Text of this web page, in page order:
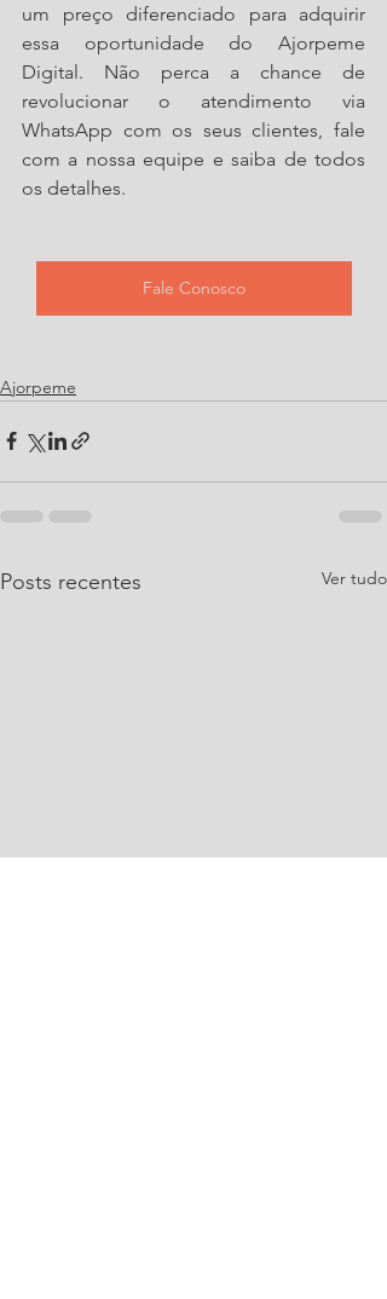
um preço diferenciado para adquirir
essa oportunidade do Ajorpeme
Digital. Não perca a chance de
revolucionar o atendimento via
WhatsApp com os seus clientes, fale
com a nossa equipe e saiba de todos
os detalhes.
Fale Conosco
Ajorpeme
Posts recentes Ver tudo